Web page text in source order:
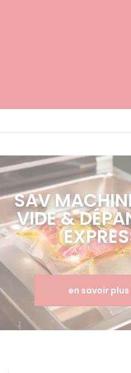
SAV
VIDE &
en savoir plus